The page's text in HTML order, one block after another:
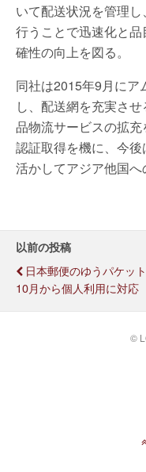
いて配送状況を管理
行うことで迅速化と
確性の向上を図る。
同社は2015年9月にア
し、配送網を充実さ
品物流サービスの拡
認証取得を機に、今
活かしてアジア他国へ
以前の投稿
日本郵便のゆうパケット
10月から個人利用に対応
©